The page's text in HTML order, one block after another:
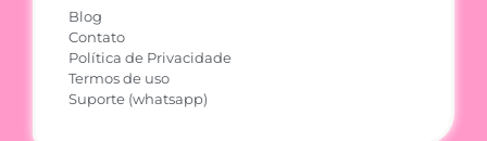
Blog
Contato
Política de Privacidade
Termos de uso
Suporte (whatsapp)